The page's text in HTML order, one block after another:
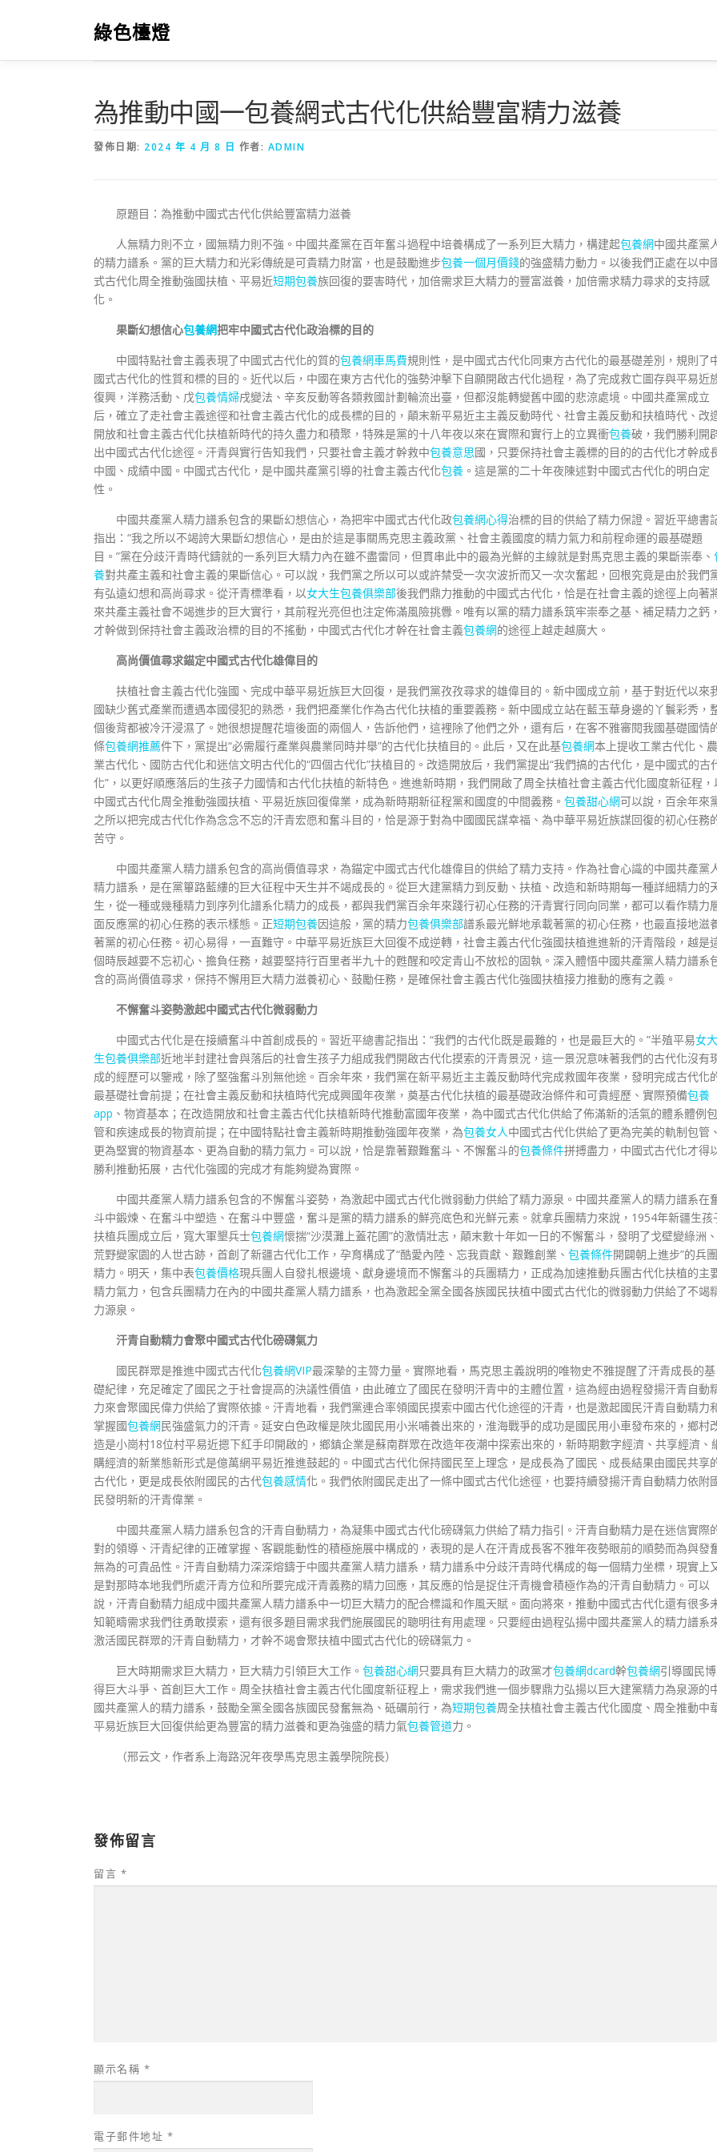
要
綠色檯燈
為推動中國一包養網式古代化供給豐富精力滋養
發佈日期: 2024 年 4 月 8 日 作者: ADMIN
原題目：為推動中國式古代化供給豐富精力滋養
人無精力則不立，國無精力則不強。中國共產黨在百年奮斗過程中培養構成了一系列巨大精力，構建起包養網中國共產黨
的精力譜系。黨的巨大精力和光彩傳統是可貴精力財富，也是鼓勵進步包養一個月價錢的強盛精力動力。以後我們正處在以中
式古代化周全推動強國扶植、平易近短期包養族回復的要害時代，加倍需求巨大精力的豐富滋養，加倍需求精力尋求的支持感
化。
果斷幻想信心包養網把牢中國式古代化政治標的目的
中國特點社會主義表現了中國式古代化的質的包養網車馬費規則性，是中國式古代化同東方古代化的最基礎差別，規則了
國式古代化的性質和標的目的。近代以后，中國在東方古代化的強勢沖擊下自願開啟古代化過程，為了完成救亡圖存與平易近
復興，洋務活動、戊包養情婦戌變法、辛亥反動等各類救國計劃輪流出臺，但都沒能轉變舊中國的悲涼處境。中國共產黨成立
后，確立了走社會主義途徑和社會主義古代化的成長標的目的，顛末新平易近主主義反動時代、社會主義反動和扶植時代、改
開放和社會主義古代化扶植新時代的持久盡力和積聚，特殊是黨的十八年夜以來在實際和實行上的立異衝包養破，我們勝利開
出中國式古代化途徑。汗青與實行告知我們，只要社會主義才幹救中包養意思國，只要保持社會主義標的目的的古代化才幹成
中國、成績中國。中國式古代化，是中國共產黨引導的社會主義古代化包養 。這是黨的二十年夜陳述對中國式古代化的明白定
性。
中國共產黨人精力譜系包含的果斷幻想信心，為把牢中國式古代化政包養網心得治標的目的供給了精力保證。習近平總書
指出：“我之所以不竭誇大果斷幻想信心，是由於這是事關馬克思主義政黨、社會主義國度的精力氣力和前程命運的最基礎題
目。”黨在分歧汗青時代鑄就的一系列巨大精力內在雖不盡雷同，但貫串此中的最為光鮮的主線就是對馬克思主義的果斷崇奉、
養對共產主義和社會主義的果斷信心。可以說，我們黨之所以可以或許禁受一次次波折而又一次次奮起，回根究竟是由於我們
有弘遠幻想和高尚尋求。從汗青標準看，以女大生包養俱樂部後我們鼎力推動的中國式古代化，恰是在社會主義的途徑上向著
來共產主義社會不竭進步的巨大實行，其前程光亮但也注定佈滿風險挑釁。唯有以黨的精力譜系筑牢崇奉之基、補足精力之鈣，
才幹做到保持社會主義政治標的目的不搖動，中國式古代化才幹在社會主義包養網的途徑上越走越廣大。
高尚價值尋求錨定中國式古代化雄偉目的
扶植社會主義古代化強國、完成中華平易近族巨大回復，是我們黨孜孜尋求的雄偉目的。新中國成立前，基于對近代以來
國缺少舊式產業而遭遇本國侵犯的熟悉，我們把產業化作為古代化扶植的重要義務。新中國成立站在藍玉華身邊的丫鬟彩秀，
個後背都被冷汗浸濕了。她很想提醒花壇後面的兩個人，告訴他們，這裡除了他們之外，還有后，在客不雅審閱我國基礎國情
條包養網推薦件下，黨提出“必需履行產業與農業同時并舉”的古代化扶植目的。此后，又在此基包養網本上提收工業古代化、農
業古代化、國防古代化和迷信文明古代化的“四個古代化”扶植目的。改造開放后，我們黨提出“我們搞的古代化，是中國式的古
化”，以更好順應落后的生孩子力國情和古代化扶植的新特色。進進新時期，我們開啟了周全扶植社會主義古代化國度新征程，
中國式古代化周全推動強國扶植、平易近族回復偉業，成為新時期新征程黨和國度的中間義務。 包養甜心網可以說，百余年來
之所以把完成古代化作為念念不忘的汗青宏愿和奮斗目的，恰是源于對為中國國民謀幸福、為中華平易近族謀回復的初心任務
苦守。
中國共產黨人精力譜系包含的高尚價值尋求，為錨定中國式古代化雄偉目的供給了精力支持。作為社會心識的中國共產黨
精力譜系，是在黨篳路藍縷的巨大征程中天生并不竭成長的。從巨大建黨精力到反動、扶植、改造和新時期每一種詳細精力的
生，從一種或幾種精力到序列化譜系化精力的成長，都與我們黨百余年來踐行初心任務的汗青實行同向同業，都可以看作精力
面反應黨的初心任務的表示樣態。正短期包養因這般，黨的精力包養俱樂部譜系最光鮮地承載著黨的初心任務，也最直接地滋
著黨的初心任務。初心易得，一直難守。中華平易近族巨大回復不成逆轉，社會主義古代化強國扶植進進新的汗青階段，越是
個時辰越要不忘初心、擔負任務，越要堅持行百里者半九十的甦醒和咬定青山不放松的固執。深入體悟中國共產黨人精力譜系
含的高尚價值尋求，保持不懈用巨大精力滋養初心、鼓勵任務，是確保社會主義古代化強國扶植接力推動的應有之義。
不懈奮斗姿勢激起中國式古代化微弱動力
中國式古代化是在接續奮斗中首創成長的。習近平總書記指出：“我們的古代化既是最難的，也是最巨大的。”半殖平易女大
生包養俱樂部近地半封建社會與落后的社會生孩子力組成我們開啟古代化摸索的汗青景況，這一景況意味著我們的古代化沒有
成的經歷可以鑒戒，除了堅強奮斗別無他途。百余年來，我們黨在新平易近主主義反動時代完成救國年夜業，發明完成古代化
最基礎社會前提；在社會主義反動和扶植時代完成興國年夜業，奠基古代化扶植的最基礎政治條件和可貴經歷、實際預備包養
app 、物資基本；在改造開放和社會主義古代化扶植新時代推動富國年夜業，為中國式古代化供給了佈滿新的活氣的體系體例包
管和疾速成長的物資前提；在中國特點社會主義新時期推動強國年夜業，為包養女人中國式古代化供給了更為完美的軌制包管、
更為堅實的物資基本、更為自動的精力氣力。可以說，恰是靠著艱難奮斗、不懈奮斗的包養條件拼搏盡力，中國式古代化才得
勝利推動拓展，古代化強國的完成才有能夠變為實際。
中國共產黨人精力譜系包含的不懈奮斗姿勢，為激起中國式古代化微弱動力供給了精力源泉。中國共產黨人的精力譜系在
斗中鍛煉、在奮斗中塑造、在奮斗中豐盛，奮斗是黨的精力譜系的鮮亮底色和光鮮元素。就拿兵團精力來說，1954年新疆生孩
扶植兵團成立后，寬大軍墾兵士包養網懷揣“沙漠灘上蓋花圃”的激情壯志，顛末數十年如一日的不懈奮斗，發明了戈壁變綠洲、
荒野變家園的人世古跡，首創了新疆古代化工作，孕育構成了“酷愛內陸、忘我貢獻、艱難創業、 包養條件開闢朝上進步”的兵團
精力。明天，集中表包養價格現兵團人自發扎根邊境、獻身邊境而不懈奮斗的兵團精力，正成為加速推動兵團古代化扶植的主
精力氣力，包含兵團精力在內的中國共產黨人精力譜系，也為激起全黨全國各族國民扶植中國式古代化的微弱動力供給了不竭
力源泉。
汗青自動精力會聚中國式古代化磅礴氣力
國民群眾是推進中國式古代化包養網VIP最深摯的主膂力量。實際地看，馬克思主義說明的唯物史不雅提醒了汗青成長的基
礎紀律，充足確定了國民之于社會提高的決議性價值，由此確立了國民在發明汗青中的主體位置，這為經由過程發揚汗青自動
力來會聚國民偉力供給了實際依據。汗青地看，我們黨連合率領國民摸索中國古代化途徑的汗青，也是激起國民汗青自動精力
掌握國包養網民強盛氣力的汗青。延安白色政權是陜北國民用小米哺養出來的，淮海戰爭的成功是國民用小車發布來的，鄉村
造是小崗村18位村平易近摁下紅手印開啟的，鄉鎮企業是蘇南群眾在改造年夜潮中探索出來的，新時期數字經濟、共享經濟、
購經濟的新業態新形式是億萬網平易近推進鼓起的。中國式古代化保持國民至上理念，是成長為了國民、成長結果由國民共享
古代化，更是成長依附國民的古代包養感情化。我們依附國民走出了一條中國式古代化途徑，也要持續發揚汗青自動精力依附
民發明新的汗青偉業。
中國共產黨人精力譜系包含的汗青自動精力，為凝集中國式古代化磅礴氣力供給了精力指引。汗青自動精力是在迷信實際
對的領導、汗青紀律的正確掌握、客觀能動性的積極施展中構成的，表現的是人在汗青成長客不雅年夜勢眼前的順勢而為與發
無為的可貴品性。汗青自動精力深深熔鑄于中國共產黨人精力譜系，精力譜系中分歧汗青時代構成的每一個精力坐標，現實上
是對那時本地我們所處汗青方位和所要完成汗青義務的精力回應，其反應的恰是捉住汗青機會積極作為的汗青自動精力。可以
說，汗青自動精力組成中國共產黨人精力譜系中一切巨大精力的配合標識和作風天賦。面向將來，推動中國式古代化還有很多
知範疇需求我們往勇敢摸索，還有很多題目需求我們施展國民的聰明往有用處理。只要經由過程弘揚中國共產黨人的精力譜系
激活國民群眾的汗青自動精力，才幹不竭會聚扶植中國式古代化的磅礴氣力。
巨大時期需求巨大精力，巨大精力引領巨大工作。 包養甜心網只要具有巨大精力的政黨才包養網dcard幹包養網引導國民博
得巨大斗爭、首創巨大工作。周全扶植社會主義古代化國度新征程上，需求我們進一個步驟鼎力弘揚以巨大建黨精力為泉源的
國共產黨人的精力譜系，鼓勵全黨全國各族國民發奮無為、砥礪前行，為短期包養周全扶植社會主義古代化國度、周全推動中
平易近族巨大回復供給更為豐富的精力滋養和更為強盛的精力氣包養管道力。
（邢云文， 作者系上海路況年夜學馬克思主義學院院長）
發佈留言
留言 *
顯示名稱 *
電子郵件地址 *